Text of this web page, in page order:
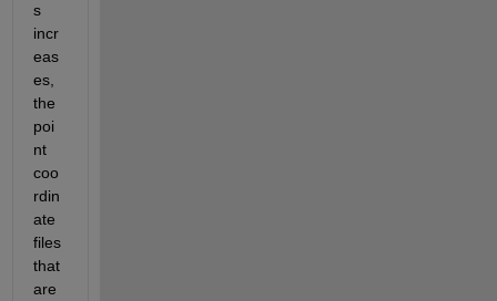
s
incr
eas
es,
the
poi
nt
coo
rdin
ate
files
that
are